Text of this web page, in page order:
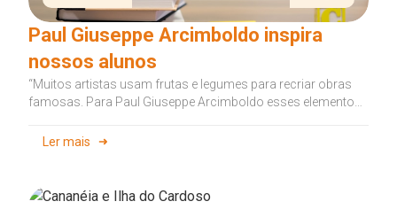
Paul Giuseppe Arcimboldo inspira
nossos alunos
“Muitos artistas usam frutas e legumes para recriar obras
famosas. Para Paul Giuseppe Arcimboldo esses elementos
Ler mais